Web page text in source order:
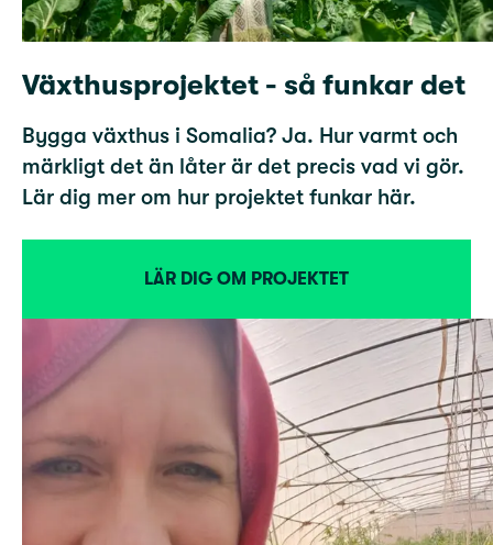
Växthusprojektet - så funkar det
Bygga växthus i Somalia? Ja. Hur varmt och
märkligt det än låter är det precis vad vi gör.
Lär dig mer om hur projektet funkar här.
LÄR DIG OM PROJEKTET